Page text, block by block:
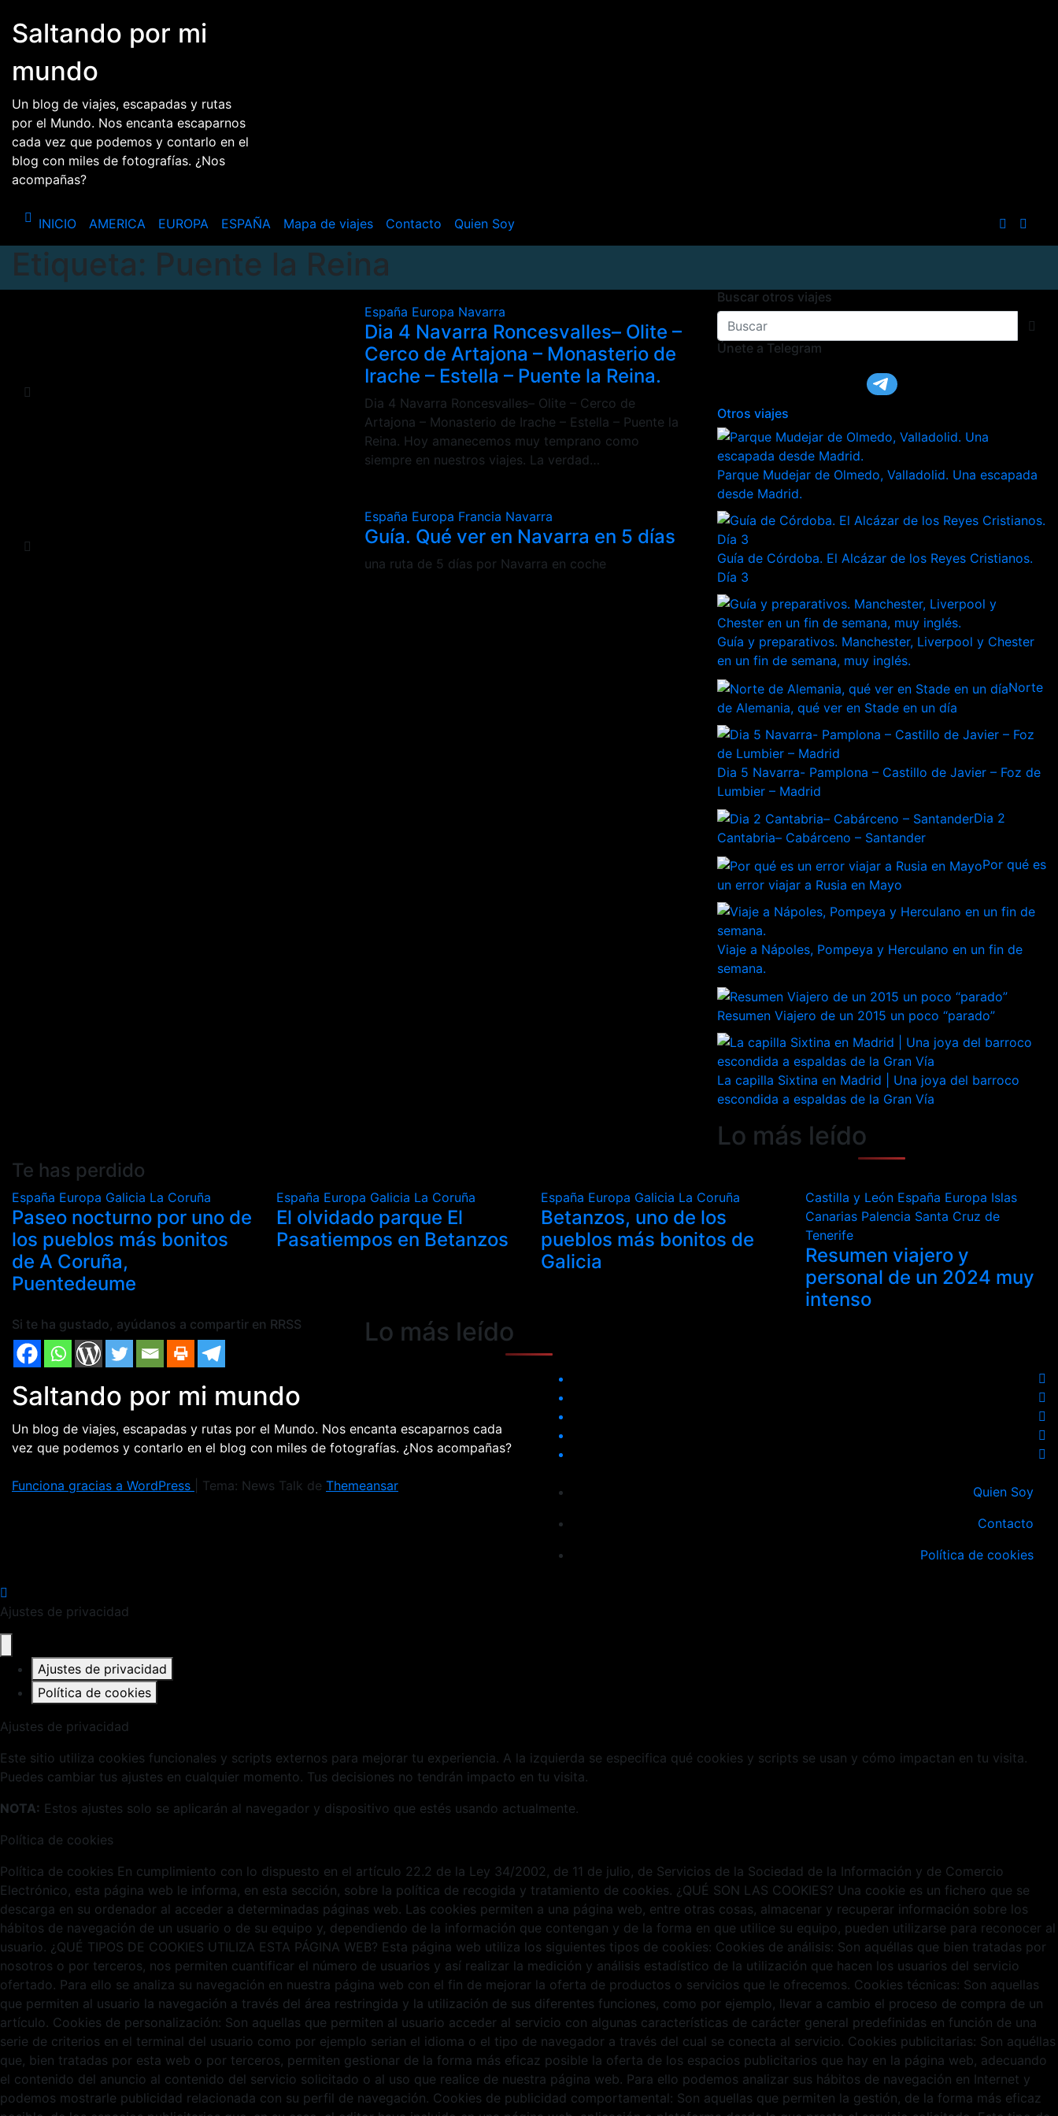
contenido
Saltando por mi
mundo
Un blog de viajes, escapadas y rutas
por el Mundo. Nos encanta escaparnos
cada vez que podemos y contarlo en el
blog con miles de fotografías. ¿Nos
acompañas?
INICIO AMERICA EUROPA ESPAÑA Mapa de viajes Contacto Quien Soy
Etiqueta: Puente la Reina
España Europa Navarra
Dia 4 Navarra Roncesvalles– Olite –
Cerco de Artajona – Monasterio de
Irache – Estella – Puente la Reina.
Dia 4 Navarra Roncesvalles– Olite – Cerco de
Artajona – Monasterio de Irache – Estella – Puente la
Reina. Hoy amanecemos muy temprano como
siempre en nuestros viajes. La verdad…
España Europa Francia Navarra
Guía. Qué ver en Navarra en 5 días
una ruta de 5 días por Navarra en coche
Buscar otros viajes
Únete a Telegram
Otros viajes
Parque Mudejar de Olmedo, Valladolid. Una escapada
desde Madrid.
Guía de Córdoba. El Alcázar de los Reyes Cristianos.
Día 3
Guía y preparativos. Manchester, Liverpool y Chester
en un fin de semana, muy inglés.
Norte
de Alemania, qué ver en Stade en un día
Dia 5 Navarra- Pamplona – Castillo de Javier – Foz de
Lumbier – Madrid
Dia 2
Cantabria– Cabárceno – Santander
Por qué es
un error viajar a Rusia en Mayo
Viaje a Nápoles, Pompeya y Herculano en un fin de
semana.
Resumen Viajero de un 2015 un poco “parado”
La capilla Sixtina en Madrid | Una joya del barroco
escondida a espaldas de la Gran Vía
Lo más leído
Te has perdido
España Europa Galicia La Coruña
Paseo nocturno por uno de
los pueblos más bonitos
de A Coruña,
Puentedeume
España Europa Galicia La Coruña
El olvidado parque El
Pasatiempos en Betanzos
España Europa Galicia La Coruña
Betanzos, uno de los
pueblos más bonitos de
Galicia
Castilla y León España Europa Islas
Canarias Palencia Santa Cruz de
Tenerife
Resumen viajero y
personal de un 2024 muy
intenso
Si te ha gustado, ayúdanos a compartir en RRSS Lo más leído
Saltando por mi mundo
Un blog de viajes, escapadas y rutas por el Mundo. Nos encanta escaparnos cada
vez que podemos y contarlo en el blog con miles de fotografías. ¿Nos acompañas?
Funciona gracias a WordPress Tema: News Talk de Themeansar
Quien Soy
Contacto
Política de cookies
Ajustes de privacidad
Ajustes de privacidad
Política de cookies
Ajustes de privacidad
Este sitio utiliza cookies funcionales y scripts externos para mejorar tu experiencia. A la izquierda se especifica qué cookies y scripts se usan y cómo impactan en tu visita.
Puedes cambiar tus ajustes en cualquier momento. Tus decisiones no tendrán impacto en tu visita.
NOTA: Estos ajustes solo se aplicarán al navegador y dispositivo que estés usando actualmente.
Política de cookies
Política de cookies En cumplimiento con lo dispuesto en el artículo 22.2 de la Ley 34/2002, de 11 de julio, de Servicios de la Sociedad de la Información y de Comercio
Electrónico, esta página web le informa, en esta sección, sobre la política de recogida y tratamiento de cookies. ¿QUÉ SON LAS COOKIES? Una cookie es un fichero que se
descarga en su ordenador al acceder a determinadas páginas web. Las cookies permiten a una página web, entre otras cosas, almacenar y recuperar información sobre los
hábitos de navegación de un usuario o de su equipo y, dependiendo de la información que contengan y de la forma en que utilice su equipo, pueden utilizarse para reconocer al
usuario. ¿QUÉ TIPOS DE COOKIES UTILIZA ESTA PÁGINA WEB? Esta página web utiliza los siguientes tipos de cookies: Cookies de análisis: Son aquéllas que bien tratadas por
nosotros o por terceros, nos permiten cuantificar el número de usuarios y así realizar la medición y análisis estadístico de la utilización que hacen los usuarios del servicio
ofertado. Para ello se analiza su navegación en nuestra página web con el fin de mejorar la oferta de productos o servicios que le ofrecemos. Cookies técnicas: Son aquellas
que permiten al usuario la navegación a través del área restringida y la utilización de sus diferentes funciones, como por ejemplo, llevar a cambio el proceso de compra de un
artículo. Cookies de personalización: Son aquellas que permiten al usuario acceder al servicio con algunas características de carácter general predefinidas en función de una
serie de criterios en el terminal del usuario como por ejemplo serian el idioma o el tipo de navegador a través del cual se conecta al servicio. Cookies publicitarias: Son aquéllas
que, bien tratadas por esta web o por terceros, permiten gestionar de la forma más eficaz posible la oferta de los espacios publicitarios que hay en la página web, adecuando
el contenido del anuncio al contenido del servicio solicitado o al uso que realice de nuestra página web. Para ello podemos analizar sus hábitos de navegación en Internet y
podemos mostrarle publicidad relacionada con su perfil de navegación. Cookies de publicidad comportamental: Son aquellas que permiten la gestión, de la forma más eficaz